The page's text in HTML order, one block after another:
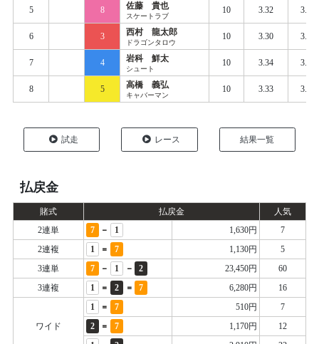
5 8 佐藤 貴也
スケートラブ
10 3.32 3.424
6 3 西村 龍太郎
ドラゴンタロウ
10 3.30 3.428
7 4 岩科 鮮太
シュート
10 3.34 3.444
8 5 高橋 義弘
キャバーマン
10 3.33 3.473
試走 レース 結果一覧
払戻金
賭式 払戻金
人気
2連単
7 - 1 1,630円
7
2連複
1 = 7 1,130円
5
3連単
7 - 1 - 2 23,450円
60
3連複
1 = 2 = 7 6,280円 16
ワイド
1 = 7 510円
7
2
= 7 1,170円
12